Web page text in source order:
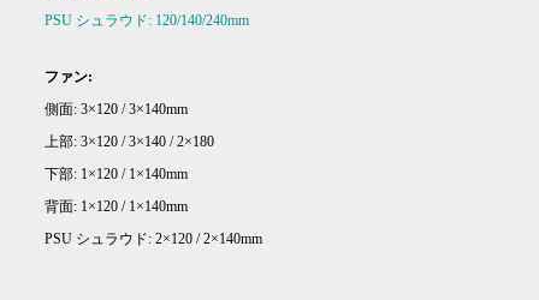
PSU シュラウド: 120/140/240mm
ファン:
側面: 3×120 / 3×140mm
上部: 3×120 / 3×140 / 2×180
下部: 1×120 / 1×140mm
背面: 1×120 / 1×140mm
PSU シュラウド: 2×120 / 2×140mm